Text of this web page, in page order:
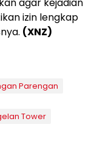
izin lengkap
(XNZ)
Parengan
Tower